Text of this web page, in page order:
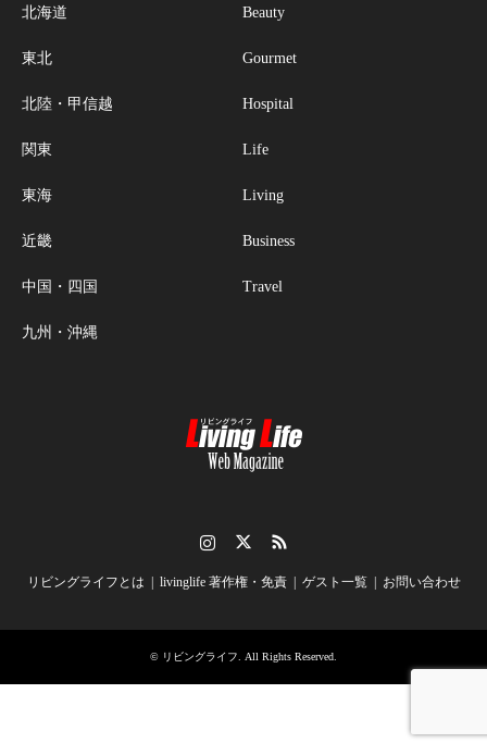
北海道
東北
北陸・甲信越
関東
東海
近畿
中国・四国
九州・沖縄
Beauty
Gourmet
Hospital
Life
Living
Business
Travel
リビングライフとは livinglife 著作権・免責 ゲスト一覧 お問い合わせ
© リビングライフ . All Rights Reserved.